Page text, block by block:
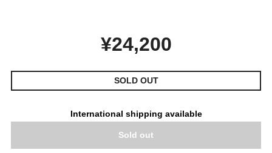
¥24,200
SOLD OUT
International shipping available
Sold out